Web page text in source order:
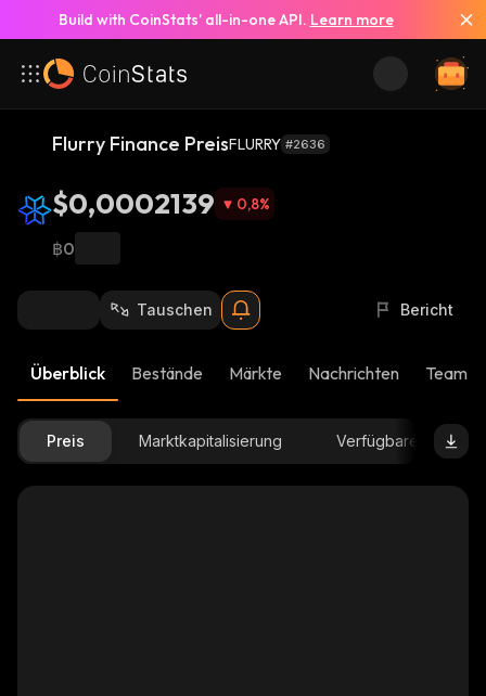
Build with CoinStats’ all-in-one API. Learn more
Flurry Finance PreisFLURRY #2636
$0,0002139 0,8%
฿0
Tauschen Bericht
Überblick Bestände Märkte Nachrichten Team-
Preis Marktkapitalisierung Verfügbare Menge